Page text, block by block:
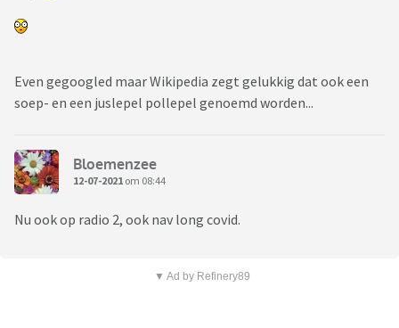
Even gegoogled maar Wikipedia zegt gelukkig dat ook een
soep- en een juslepel pollepel genoemd worden...
Bloemenzee
12-07-2021 om 08:44
Nu ook op radio 2, ook nav long covid.
▼ Ad by Refinery89